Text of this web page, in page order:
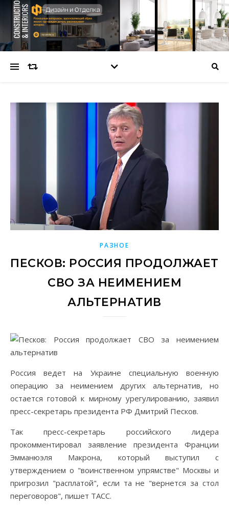
РАЗНОЕ
ПЕСКОВ: РОССИЯ ПРОДОЛЖАЕТ
СВО ЗА НЕИМЕНИЕМ
АЛЬТЕРНАТИВ
Россия ведет на Украине специальную военную
операцию за неимением других альтернатив, но
остается готовой к мирному урегулированию, заявил
пресс-секретарь президента РФ Дмитрий Песков.
Так пресс-секретарь российского лидера
прокомментировал заявление президента Франции
Эмманюэля Макрона, который выступил с
утверждением о "воинственном упрямстве" Москвы и
пригрозил "расплатой", если та не "вернется за стол
переговоров", пишет ТАСС.